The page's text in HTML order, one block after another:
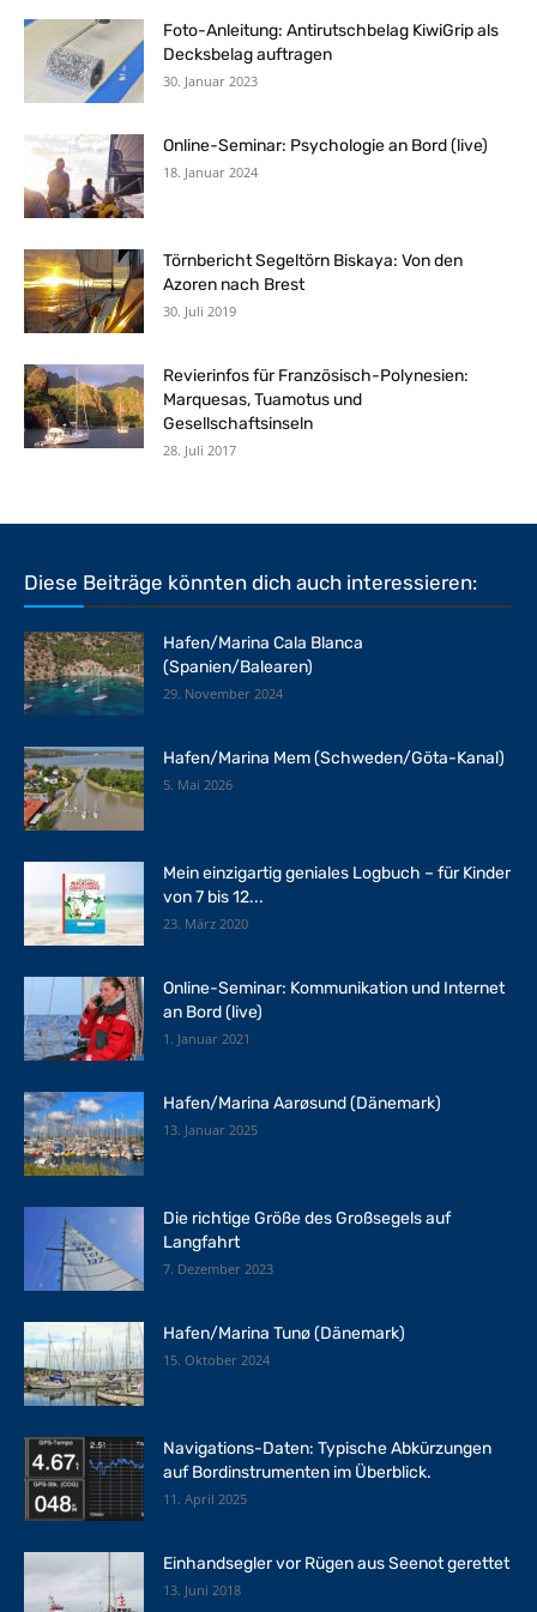
Foto-Anleitung: Antirutschbelag KiwiGrip als
Decksbelag auftragen
30. Januar 2023
Online-Seminar: Psychologie an Bord (live)
18. Januar 2024
Törnbericht Segeltörn Biskaya: Von den
Azoren nach Brest
30. Juli 2019
Revierinfos für Französisch-Polynesien:
Marquesas, Tuamotus und
Gesellschaftsinseln
28. Juli 2017
Diese Beiträge könnten dich auch interessieren:
Hafen/Marina Cala Blanca
(Spanien/Balearen)
29. November 2024
Hafen/Marina Mem (Schweden/Göta-Kanal)
5. Mai 2026
Mein einzigartig geniales Logbuch – für Kinder
von 7 bis 12...
23. März 2020
Online-Seminar: Kommunikation und Internet
an Bord (live)
1. Januar 2021
Hafen/Marina Aarøsund (Dänemark)
13. Januar 2025
Die richtige Größe des Großsegels auf
Langfahrt
7. Dezember 2023
Hafen/Marina Tunø (Dänemark)
15. Oktober 2024
Navigations-Daten: Typische Abkürzungen
auf Bordinstrumenten im Überblick.
11. April 2025
Einhandsegler vor Rügen aus Seenot gerettet
13. Juni 2018